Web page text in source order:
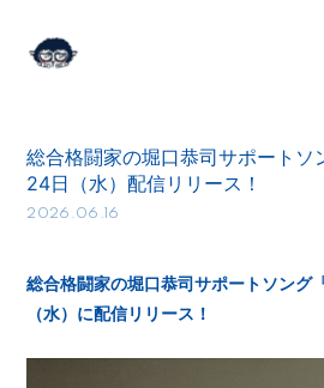
SCHEDULE
BLOG
総合格闘家の堀口恭司サポートソ
24日（水）配信リリース！
2026.06.16
総合格闘家の堀口恭司サポートソング
（水）に配信リリース！